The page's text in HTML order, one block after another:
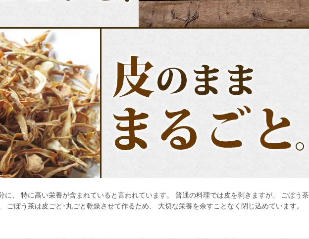
に、 特に高い栄養が含まれていると言われています。 普通の料理では皮を剥きますが、 ごぼう茶
ごぼう茶は皮ごと･丸ごと乾燥させて作るため、 大切な栄養を余すことなく閉じ込めています。